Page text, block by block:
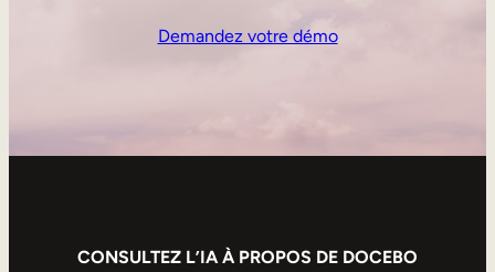
Demandez votre démo
CONSULTEZ L’IA À PROPOS DE DOCEBO